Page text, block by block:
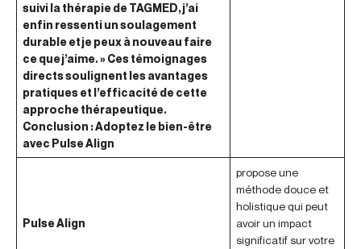
suivi la thérapie de TAGMED, j’ai
enfin ressenti un soulagement
durable et je peux à nouveau faire
ce que j’aime. » Ces témoignages
directs soulignent les avantages
pratiques et l’efficacité de cette
approche thérapeutique.
Conclusion : Adoptez le bien-être
avec Pulse Align
Pulse Align
propose une
méthode douce et
holistique qui peut
avoir un impact
significatif sur votre